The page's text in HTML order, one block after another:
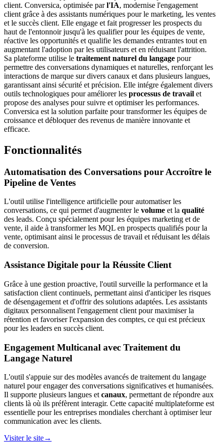
client. Conversica, optimisée parl'IA, modernise l'engagement
client grâce à des assistants numériques pour le marketing, les ventes
et le succès client. Elle engage et fait progresser les prospects du
haut de l'entonnoir jusqu'à les qualifier pour les équipes de vente,
réactive les opportunités et qualifie les demandes entrantes tout en
augmentant l'adoption par les utilisateurs et en réduisant l'attrition.
Sa plateforme utilise le traitement naturel du langage pour
permettre des conversations dynamiques et naturelles, renforçant les
interactions de marque sur divers canaux et dans plusieurs langues,
garantissant ainsi sécurité et précision. Elle intégre également divers
outils technologiques pour améliorer les processus de travail et
propose des analyses pour suivre et optimiser les performances.
Conversica est la solution parfaite pour transformer les équipes de
croissance et débloquer des revenus de manière innovante et
efficace.
Fonctionnalités
Automatisation des Conversations pour Accroître le
Pipeline de Ventes
L'outil utilise l'intelligence artificielle pour automatiser les
conversations, ce qui permet d'augmenter le volume et la qualité
des leads. Conçu spécialement pour les équipes marketing et de
vente, il aide à transformer les MQL en prospects qualifiés pour la
vente, optimisant ainsi le processus de travail et réduisant les délais
de conversion.
Assistance Digitale pour la Réussite Client
Grâce à une gestion proactive, l'outil surveille la performance et la
satisfaction client continuels, permettant ainsi d'anticiper les risques
de désengagement et d'offrir des solutions adaptées. Les assistants
digitaux personnalisent l'engagement client pour maximiser la
rétention et favoriser l'expansion des comptes, ce qui est précieux
pour les leaders en succès client.
Engagement Multicanal avec Traitement du
Langage Naturel
L'outil s'appuie sur des modèles avancés de traitement du langage
naturel pour engager des conversations significatives et humanisées.
Il supporte plusieurs langues et canaux, permettant de répondre aux
clients là où ils préfèrent interagir. Cette capacité multiplateforme est
essentielle pour les entreprises mondiales cherchant à optimiser leur
communication avec les clients.
Visiter le site→